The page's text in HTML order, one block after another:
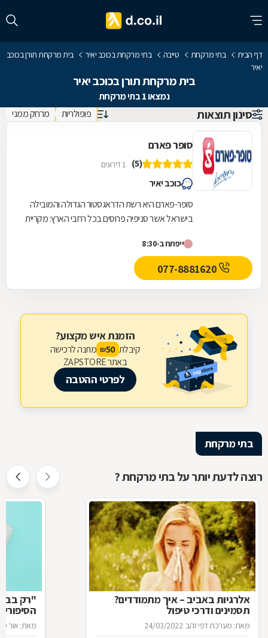
דף הבית בתי מרקחת טייבה בתי מרקחת בכוכב יאיר
בית מרקחת תורן בכוכב
יאיר
בית מרקחת תורן בכוכב יאיר
נמצאו 1 בתי מרקחת
סינון תוצאות פופולריות מרחק ממני
סופר פארם
(5) 1 דירוגים
כוכב יאיר
סופר-פארם היא רשת הדראגסטור הגדולה והמובילה
בישראל אשר סניפיה פרוסים בכל רחבי הארץ: מקריית
ייפתח ב-8:30
הזמנת איש מקצוע?
קיבלת 50
₪ מתנה לרכישה
באתר ZAPSTORE
לפרטי ההטבה
בתי מרקחת
רוצה לדעת יותר על בתי מרקחת ?
אלרגיות באביב – איך מתמודדים?
תסמינים ודרכי טיפול
מאת: מערכת דפי זהב 24/03/2022
"רק
מאת: אור